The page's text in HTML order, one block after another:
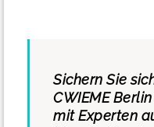
Sichern Sie
CWIEME
mit Experten